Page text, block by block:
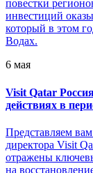
повестки
инвестиций
который в этом
Водах.
6 мая
Visit Qatar
действиях в
Представляем
директора Visit
отражены
на